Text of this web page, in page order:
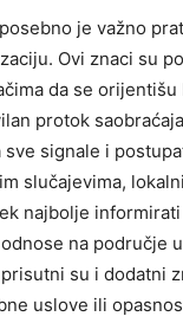
je važno
Ovi znaci su
da se
protok
signale i
slučajevima,
najbolje
na područje
su i dodatni
uslove ili